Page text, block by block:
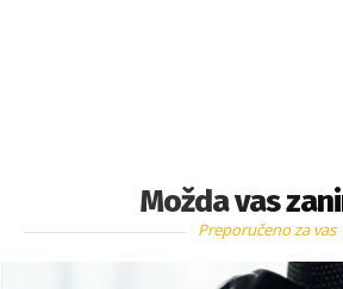
Možda vas
Preporučeno za vas